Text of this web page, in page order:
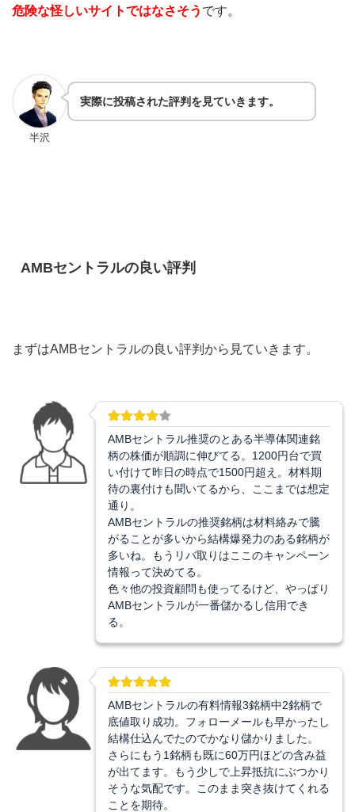
危険な怪しいサイトではなさそう です。
半沢
実際に投稿された評判を見ていきます。
AMBセントラルの良い評判
まずはAMBセントラルの良い評判から見ていきます。
AMBセントラル推奨のとある半導体関連銘
柄の株価が順調に伸びてる。1200円台で買
い付けて昨日の時点で1500円超え。材料期
待の裏付けも聞いてるから、ここまでは想定
通り。
AMBセントラルの推奨銘柄は材料絡みで騰
がることが多いから結構爆発力のある銘柄が
多いね。もうリバ取りはここのキャンペーン
情報って決めてる。
色々他の投資顧問も使ってるけど、やっぱり
AMBセントラルが一番儲かるし信用でき
る。
AMBセントラルの有料情報3銘柄中2銘柄で
底値取り成功。フォローメールも早かったし
結構仕込んでたのでかなり儲かりました。
さらにもう1銘柄も既に60万円ほどの含み益
が出てます。もう少しで上昇抵抗にぶつかり
そうな気配です。このまま突き抜けてくれる
ことを期待。